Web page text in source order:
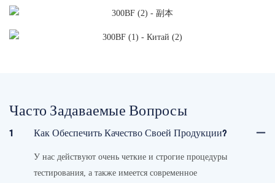
Часто Задаваемые Вопросы
1 Как Обеспечить Качество Своей Продукции?
У нас действуют очень четкие и строгие процедуры
тестирования, а также имеется современное